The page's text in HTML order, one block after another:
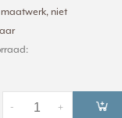
niet
+
-